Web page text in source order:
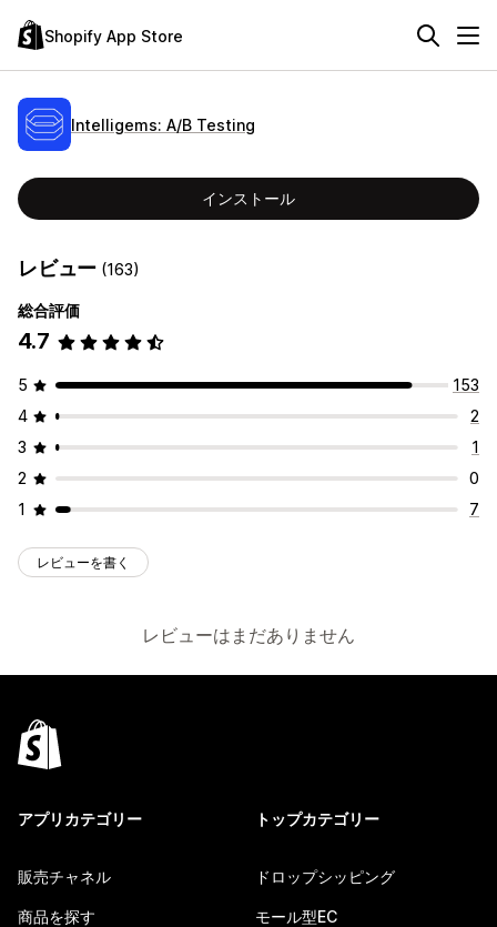
Shopify App Store
Intelligems: A/B Testing
インストール
レビュー (163)
総合評価
4.7
5
153
4
2
3
1
2
0
1
7
レビューを書く
レビューはまだありません
アプリカテゴリー
販売チャネル
商品を探す
トップカテゴリー
ドロップシッピング
モール型EC